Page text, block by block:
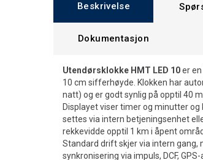
Beskrivelse
Dokumentasjon
Utendørsklokke HMT LED 10er
10 cm sifferhøyde. Klokken har
natt) og er godt synlig på opptil 40
Displayet viser timer og minutter
settes via intern betjeningsenhet
rekkevidde opptil 1 km i åpent
Standard drift skjer via intern gang,
synkronisering via impuls, DCF, GPS-